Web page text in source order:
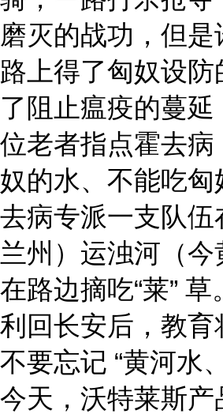
磨灭的战功，但是
路上得了匈奴设防
了阻止瘟疫的蔓延
位老者指点霍去病
奴的水、不能吃匈
去病专派一支队伍
兰州）运浊河（今
在路边摘吃“莱”
利回长安后，教育
不要忘记 “黄河水
今天，沃特莱斯产